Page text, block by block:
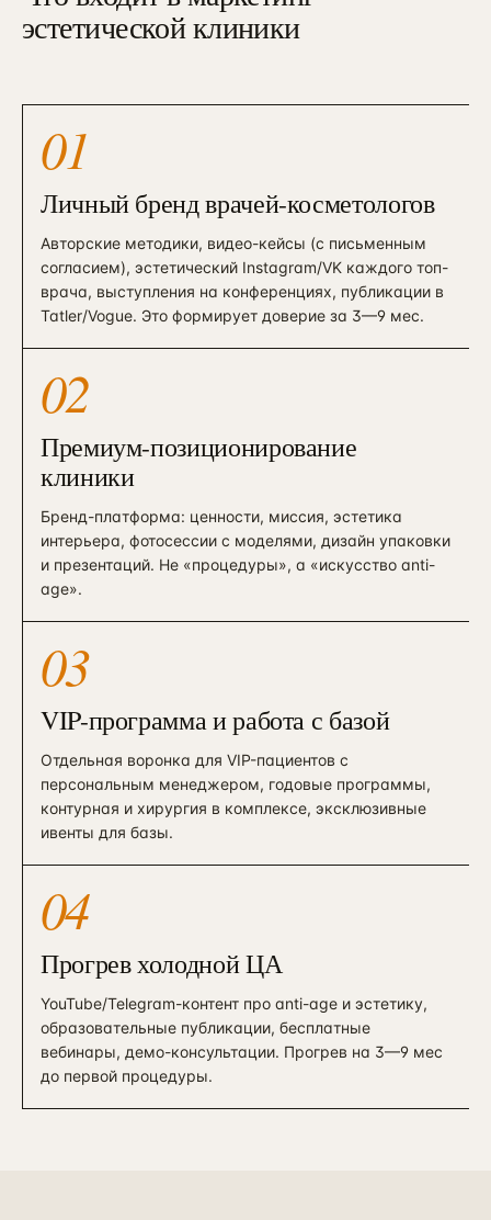
эстетической клиники
01
Личный бренд врачей-косметологов
Авторские методики, видео-кейсы (с письменным
согласием), эстетический Instagram/VK каждого топ-
врача, выступления на конференциях, публикации в
Tatler/Vogue. Это формирует доверие за 3—9 мес.
02
Премиум-позиционирование
клиники
Бренд-платформа: ценности, миссия, эстетика
интерьера, фотосессии с моделями, дизайн упаковки
и презентаций. Не «процедуры», а «искусство anti-
age».
03
VIP-программа и работа с базой
Отдельная воронка для VIP-пациентов с
персональным менеджером, годовые программы,
контурная и хирургия в комплексе, эксклюзивные
ивенты для базы.
04
Прогрев холодной ЦА
YouTube/Telegram-контент про anti-age и эстетику,
образовательные публикации, бесплатные
вебинары, демо-консультации. Прогрев на 3—9 мес
до первой процедуры.